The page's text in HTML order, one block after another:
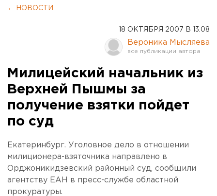
← НОВОСТИ
18 ОКТЯБРЯ 2007 В 13:08
Вероника Мысляева
Милицейский начальник из
Верхней Пышмы за
получение взятки пойдет
по суд
Екатеринбург. Уголовное дело в отношении
милиционера-взяточника направлено в
Орджоникидзевский районный суд, сообщили
агентству ЕАН в пресс-службе областной
прокуратуры.